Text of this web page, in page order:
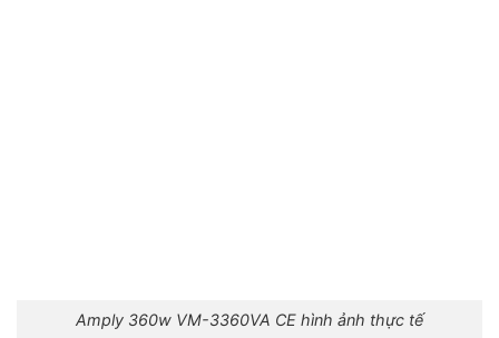
Amply 360w VM-3360VA CE hình ảnh thực tế